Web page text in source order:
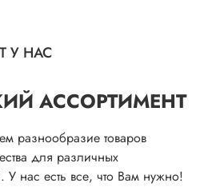
У НАС
АССОРТИМЕНТ
разнообразие товаров
для различных
У нас есть все, что Вам нужно!